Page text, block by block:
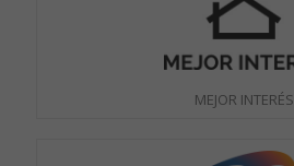
MEJOR INTERÉS